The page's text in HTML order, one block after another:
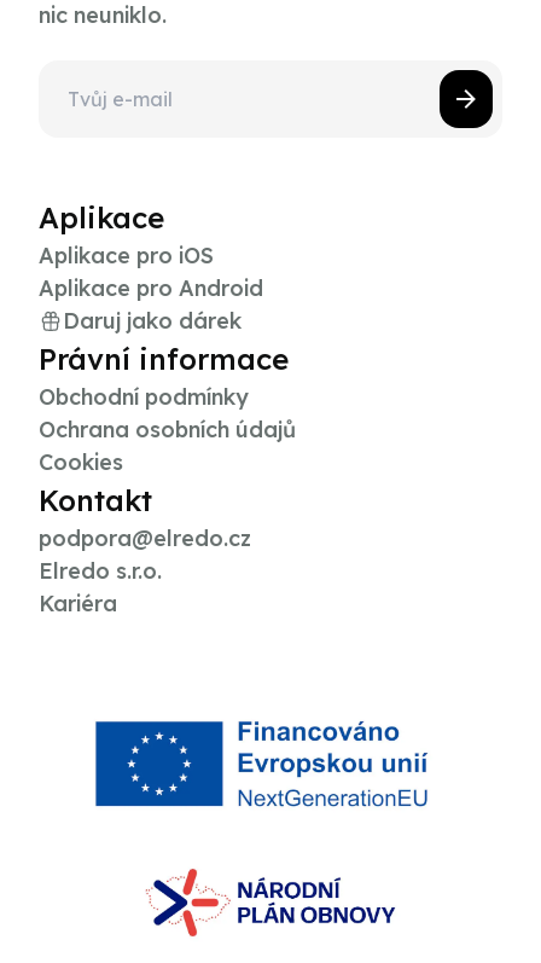
nic neuniklo.
Aplikace
Aplikace pro iOS
Aplikace pro Android
Daruj jako dárek
Právní informace
Obchodní podmínky
Ochrana osobních údajů
Cookies
Kontakt
podpora@elredo.cz
Elredo s.r.o.
Kariéra